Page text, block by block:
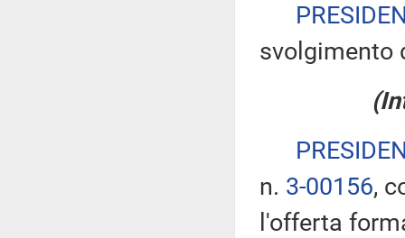
svolgimento
n. 3-00156,
l'offerta